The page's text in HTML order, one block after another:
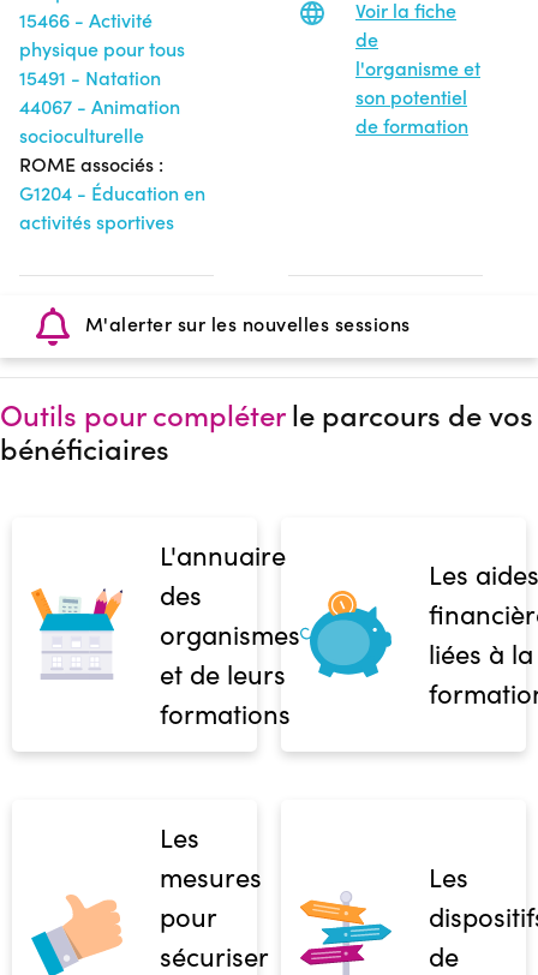
15466 - Activité
physique pour tous
15491 - Natation
44067 - Animation
socioculturelle
ROME associés :
G1204 - Éducation en
activités sportives
Voir la fiche
de
l'organisme et
son potentiel
de formation
M'alerter sur les nouvelles sessions
Outils pour compléterle parcours de vos
bénéficiaires
L'annuaire
des
organismes
et de leurs
formations
Les aides
liées à la
Les
mesures
pour
sécuriser
Les
de